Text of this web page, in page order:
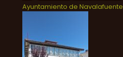
Ayuntamiento de Navalafuente